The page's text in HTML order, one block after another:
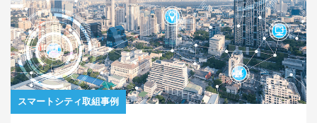
スマートシティ取組事例